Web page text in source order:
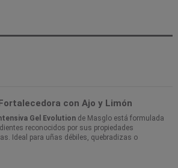
con Ajo y Limón
Gel Evolution de Masglo está formulada
reconocidos por sus propiedades
Ideal para uñas débiles, quebradizas o